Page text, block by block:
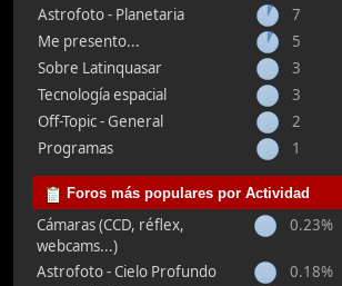
Astrofoto - Planetaria
7
Me presento...
5
Sobre Latinquasar
3
Tecnología espacial
3
Off-Topic - General
2
Programas
1
Foros más populares por Actividad
Cámaras (CCD, réflex,
webcams...)
0.23%
Astrofoto - Cielo Profundo
0.18%